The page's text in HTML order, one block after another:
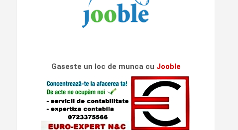
Gaseste un loc de munca cu Jooble